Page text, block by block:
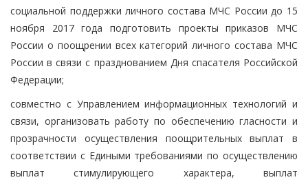
социальной поддержки личного состава МЧС России до 15
ноября 2017 года подготовить проекты приказов МЧС
России о поощрении всех категорий личного состава МЧС
России в связи с празднованием Дня спасателя Российской
Федерации;
совместно с Управлением информационных технологий и
связи, организовать работу по обеспечению гласности и
прозрачности осуществления поощрительных выплат в
соответствии с Едиными требованиями по осуществлению
выплат стимулирующего характера, выплат